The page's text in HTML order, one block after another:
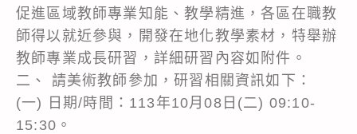
促進區域教師專業知能、教學精進，各區在職教
師得以就近參與，開發在地化教學素材，特舉辦
教師專業成長研習，詳細研習內容如附件。
二、 請美術教師參加，研習相關資訊如下：
(一) 日期/時間：113年10月08日(二) 09:10-
15:30。